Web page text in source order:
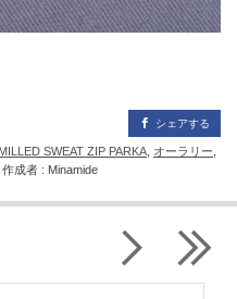
シェアする
SWEAT ZIP PARKA オーラリー
作成者 : Minamide